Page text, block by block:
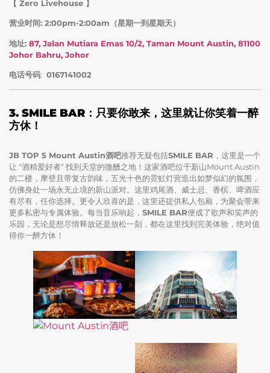
【 Zero Livehouse 】
营业时间: 2:00pm-2:00am（星期一到星期天）
地址: 87, Jalan Mutiara Emas 10/2, Taman Mount Austin, 81100
Johor Bahru, Johor
电话号码: 0167141002
3. SMILE BAR：只要你敢来，这里就让你笑着一醉
方休！
JB TOP 5 Mount Austin酒吧推荐无疑包括SMILE BAR ，这里是一个
让 “酒精爱好者” 找到天堂的微醺之地！这家酒吧位于新山Mount Austin
的二楼，摩登且带复古韵味，五光十色的霓虹灯营造出如梦似幻的氛围，
仿佛身处一场永无止境的新山派对。这里鸡尾酒、威士忌、香槟、啤酒应
有尽有，任你选择。更令人欣喜的是，这里还提供私人包厢，为聚会带来
更多私密与专属体验。每当音乐响起， SMILE BAR便成了歌声和笑声的
乐园，无论是想尽情释放还是放松一刻，都在这里找到完美体验，绝对值
得你一醉方休！